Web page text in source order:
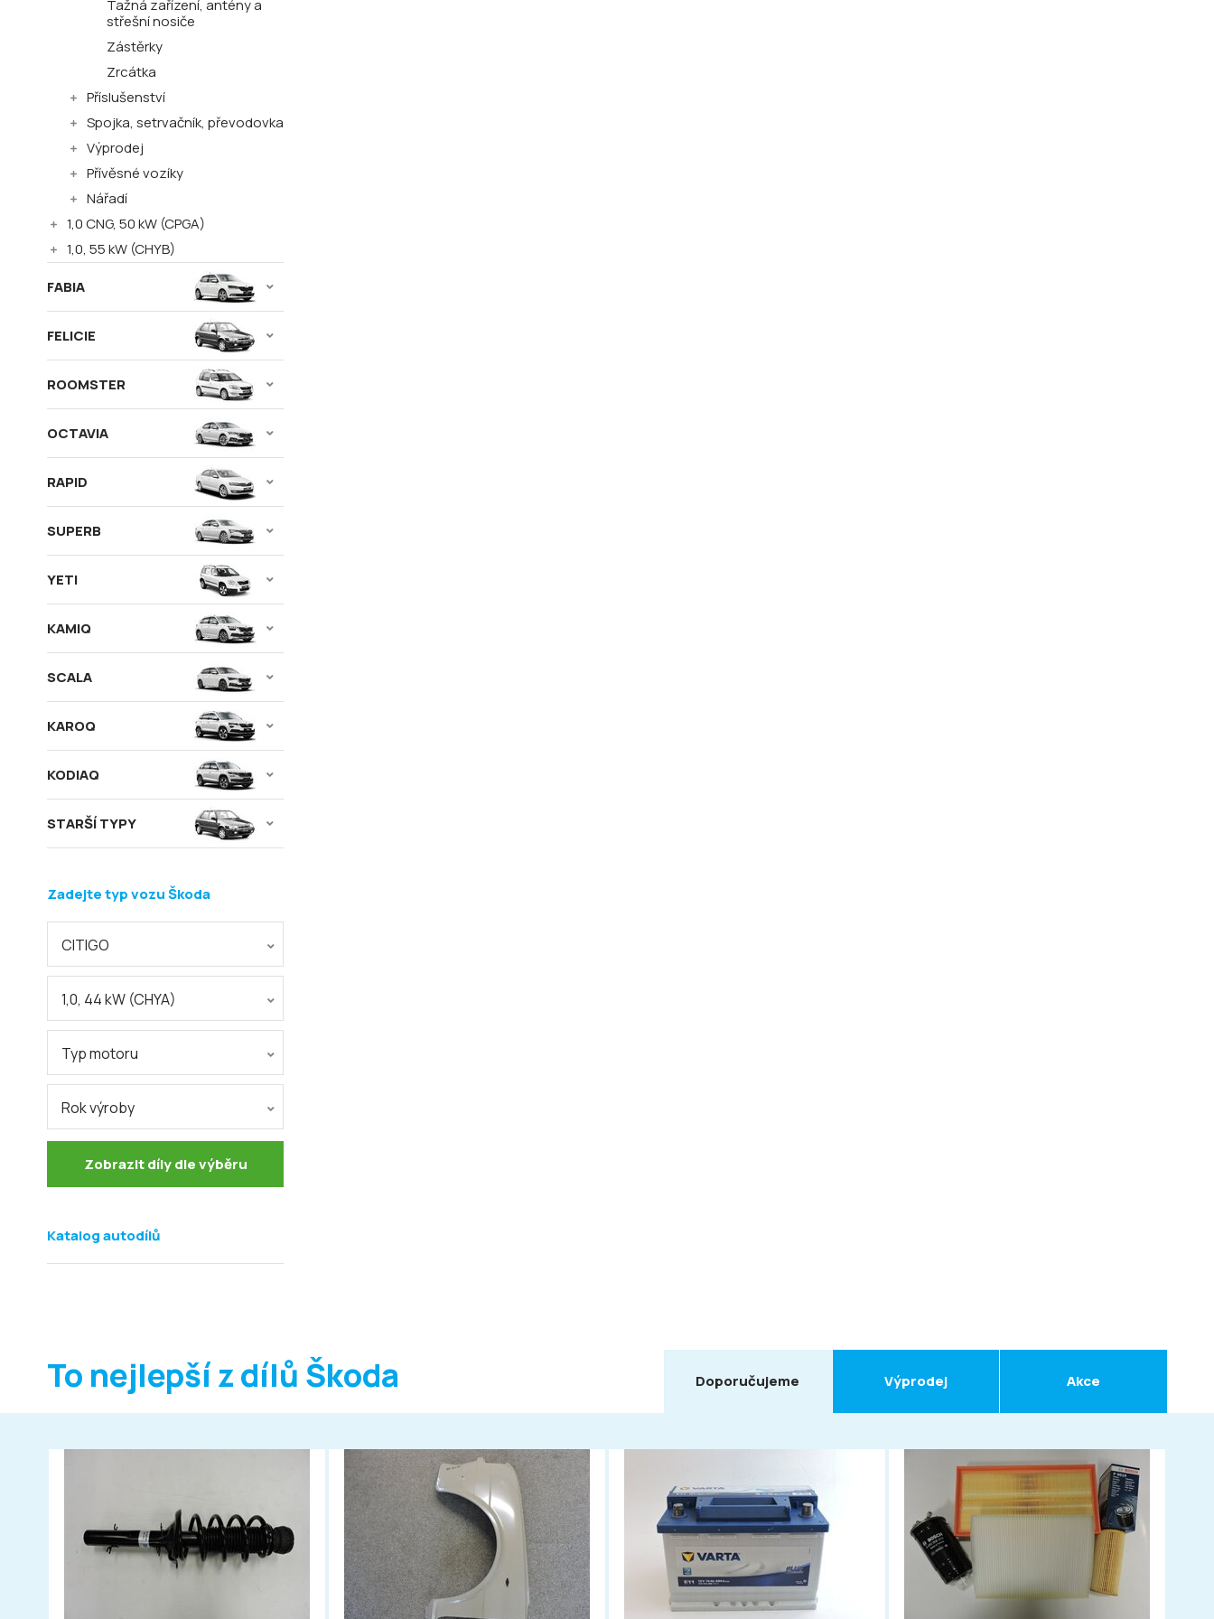
Tažná zařízení, antény a
střešní nosiče
Zástěrky
Zrcátka
Příslušenství
Spojka, setrvačník, převodovka
Výprodej
Přívěsné vozíky
Nářadí
1,0 CNG, 50 kW (CPGA)
1,0, 55 kW (CHYB)
FABIA
FELICIE
ROOMSTER
OCTAVIA
RAPID
SUPERB
YETI
KAMIQ
SCALA
KAROQ
KODIAQ
STARŠÍ TYPY
Zadejte typ vozu Škoda
CITIGO
1,0, 44 kW (CHYA)
Typ motoru
Rok výroby
Zobrazit díly dle výběru
Katalog autodílů
To nejlepší z dílů Škoda Doporučujeme Výprodej Akce